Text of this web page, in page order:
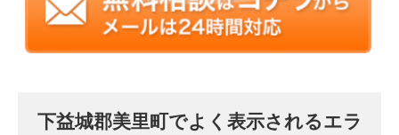
下益城郡美里町でよく表示されるエラ